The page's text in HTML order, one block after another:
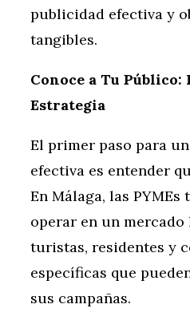
publicidad efectiva y
tangibles.
Conoce a Tu Público:
Estrategia
El primer paso para
efectiva es entender
En Málaga, las
operar en un
turistas, residentes y
específicas que
sus campañas.